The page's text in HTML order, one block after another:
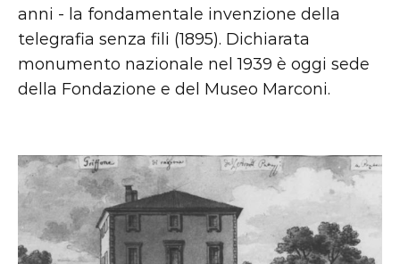
anni - la fondamentale invenzione della
telegrafia senza fili (1895). Dichiarata
monumento nazionale nel 1939 è oggi sede
della Fondazione e del Museo Marconi.